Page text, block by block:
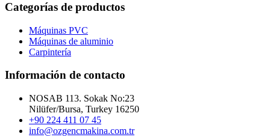
Categorías de productos
Máquinas PVC
Máquinas de aluminio
Carpintería
Información de contacto
NOSAB 113. Sokak No:23
Nilüfer/Bursa, Turkey 16250
+90 224 411 07 45
info@ozgencmakina.com.tr